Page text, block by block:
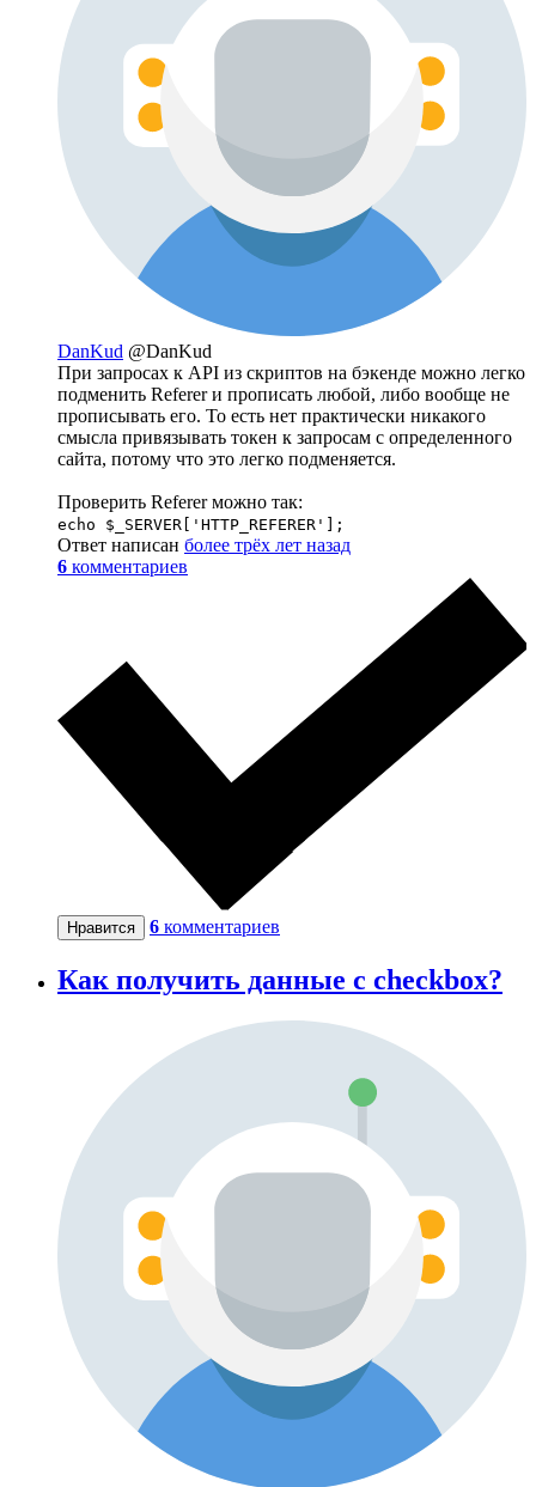
DanKud @DanKud
При запросах к API из скриптов на бэкенде можно легко
подменить Referer и прописать любой, либо вообще не
прописывать его. То есть нет практически никакого
смысла привязывать токен к запросам с определенного
сайта, потому что это легко подменяется.
Проверить Referer можно так:
echo $_SERVER['HTTP_REFERER'];
Ответ написан более трёх лет назад
6 комментариев
Нравится 6 комментариев
Как получить данные с checkbox?